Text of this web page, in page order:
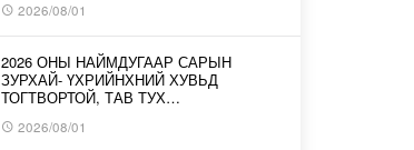
2026/08/01
2026 ОНЫ НАЙМДУГААР САРЫН
ЗУРХАЙ- ҮХРИЙНХНИЙ ХУВЬД
ТОГТВОРТОЙ, ТАВ ТУХ…
2026/08/01